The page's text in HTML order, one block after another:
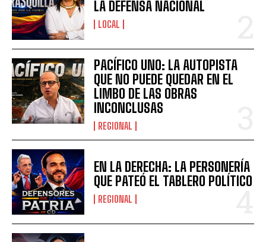
LA DEFENSA NACIONAL
LOCAL
PACÍFICO UNO: LA AUTOPISTA
QUE NO PUEDE QUEDAR EN EL
LIMBO DE LAS OBRAS
INCONCLUSAS
REGIONAL
EN LA DERECHA: LA PERSONERÍA
QUE PATEÓ EL TABLERO POLÍTICO
REGIONAL